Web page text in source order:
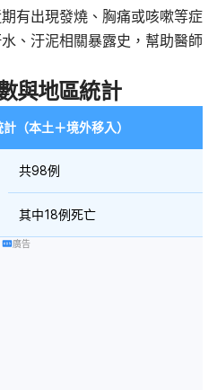
有出現發燒、胸痛或咳嗽等症
、汙泥相關暴露史，幫助醫師
與地區統計
（本土＋境外移入）
共98例
其中18例死亡
廣告